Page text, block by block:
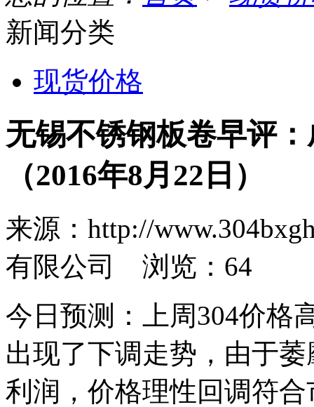
新闻分类
现货价格
无锡不锈钢板卷早评
（2016年8月22日）
来源：http://
有限公司 浏览： 64
今日预测：上周304价格
出现了下调走势，由于
利润，价格理性回调符